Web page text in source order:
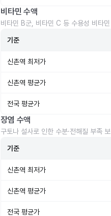
비타민 수액
비타민 B군, 비타민 C 등 수용성 비타
기준
신촌역 최저가
신촌역 평균가
전국 평균가
장염 수액
구토나 설사로 인한 수분·전해질 부족
기준
신촌역 최저가
신촌역 평균가
전국 평균가